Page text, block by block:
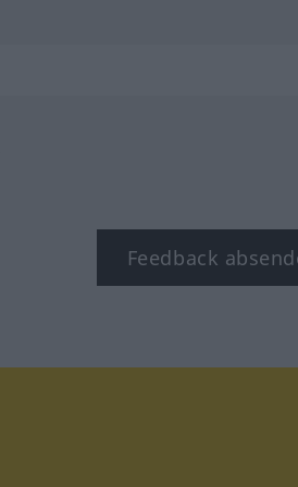
Feedback